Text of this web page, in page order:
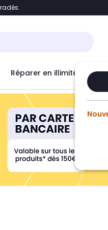
Réparer en illimité avec